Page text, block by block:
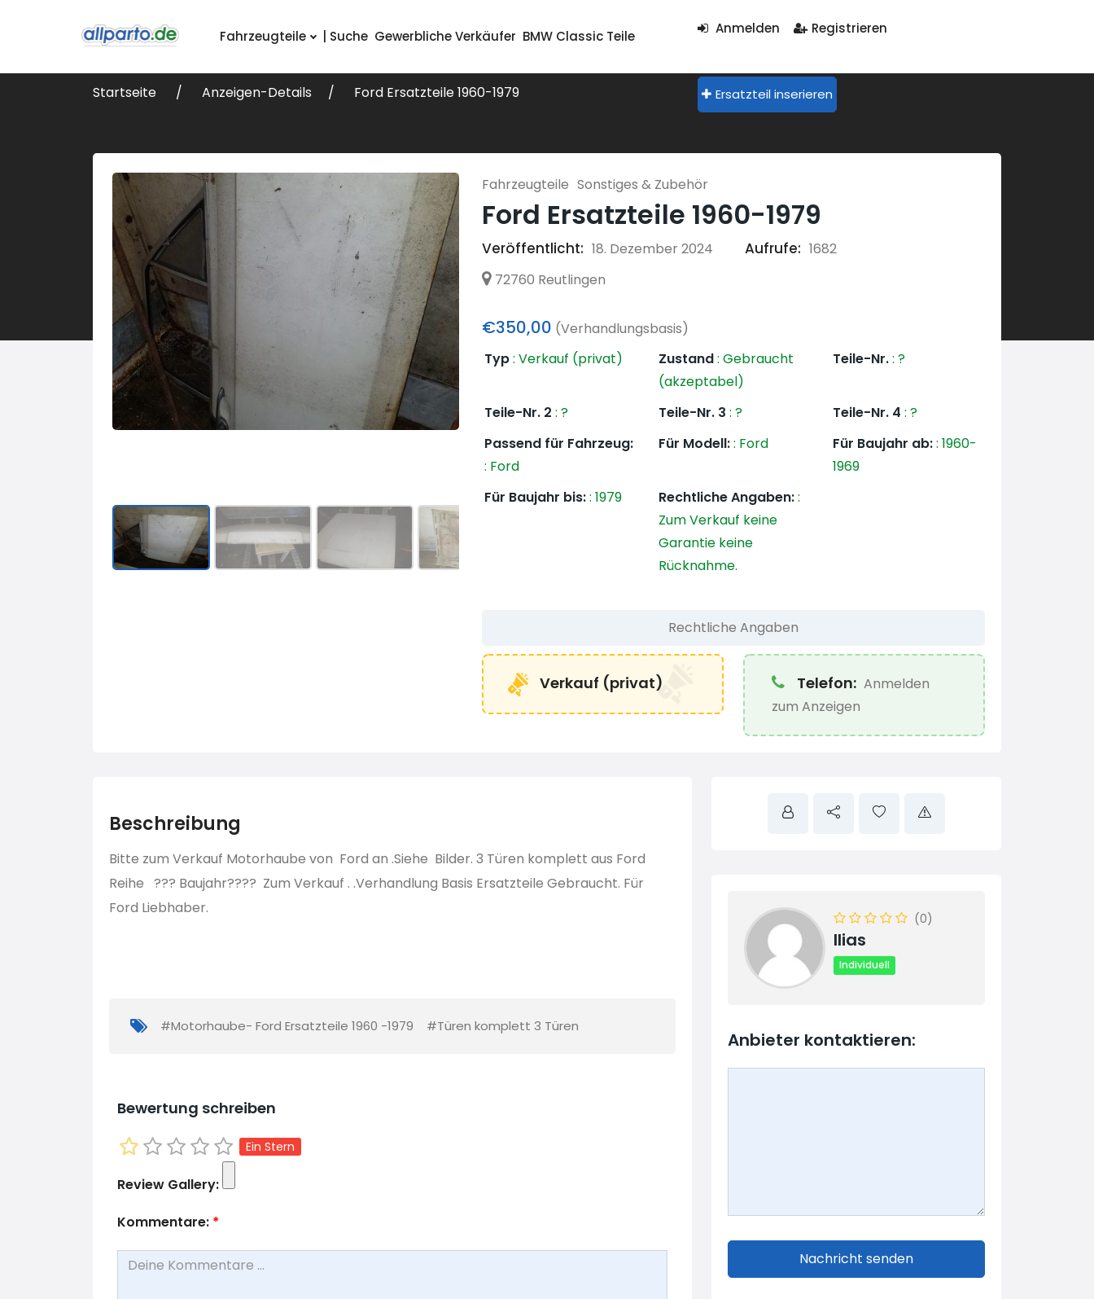
Fahrzeugteile | Suche Gewerbliche Verkäufer BMW Classic Teile Anmelden Registrieren
Ersatzteil inserieren
Startseite Anzeigen-Details Ford Ersatzteile 1960-1979
Fahrzeugteile Sonstiges & Zubehör
Ford Ersatzteile 1960-1979
Veröffentlicht: 18. Dezember 2024 Aufrufe: 1682
72760 Reutlingen
€350,00 (Verhandlungsbasis)
Typ: Verkauf (privat) Zustand: Gebraucht
(akzeptabel)
Teile-Nr.: ?
Teile-Nr. 2 : ? Teile-Nr. 3 : ? Teile-Nr. 4 : ?
Passend für Fahrzeug:
: Ford
Für Modell:: Ford Für Baujahr ab:: 1960-
1969
Für Baujahr bis:: 1979 Rechtliche Angaben::
Zum Verkauf keine
Garantie keine
Rücknahme.
Rechtliche Angaben
Verkauf (privat) Telefon: Anmelden
zum Anzeigen
Beschreibung
Bitte zum Verkauf Motorhaube von Ford an .Siehe Bilder. 3 Türen komplett aus Ford
Reihe ??? Baujahr???? Zum Verkauf . .Verhandlung Basis Ersatzteile Gebraucht. Für
Ford Liebhaber.
#Motorhaube- Ford Ersatzteile 1960 -1979 #Türen komplett 3 Türen
Bewertung schreiben
Ein Stern
Review Gallery:
Kommentare: *
(0)
Ilias
Individuell
Anbieter kontaktieren:
Nachricht senden